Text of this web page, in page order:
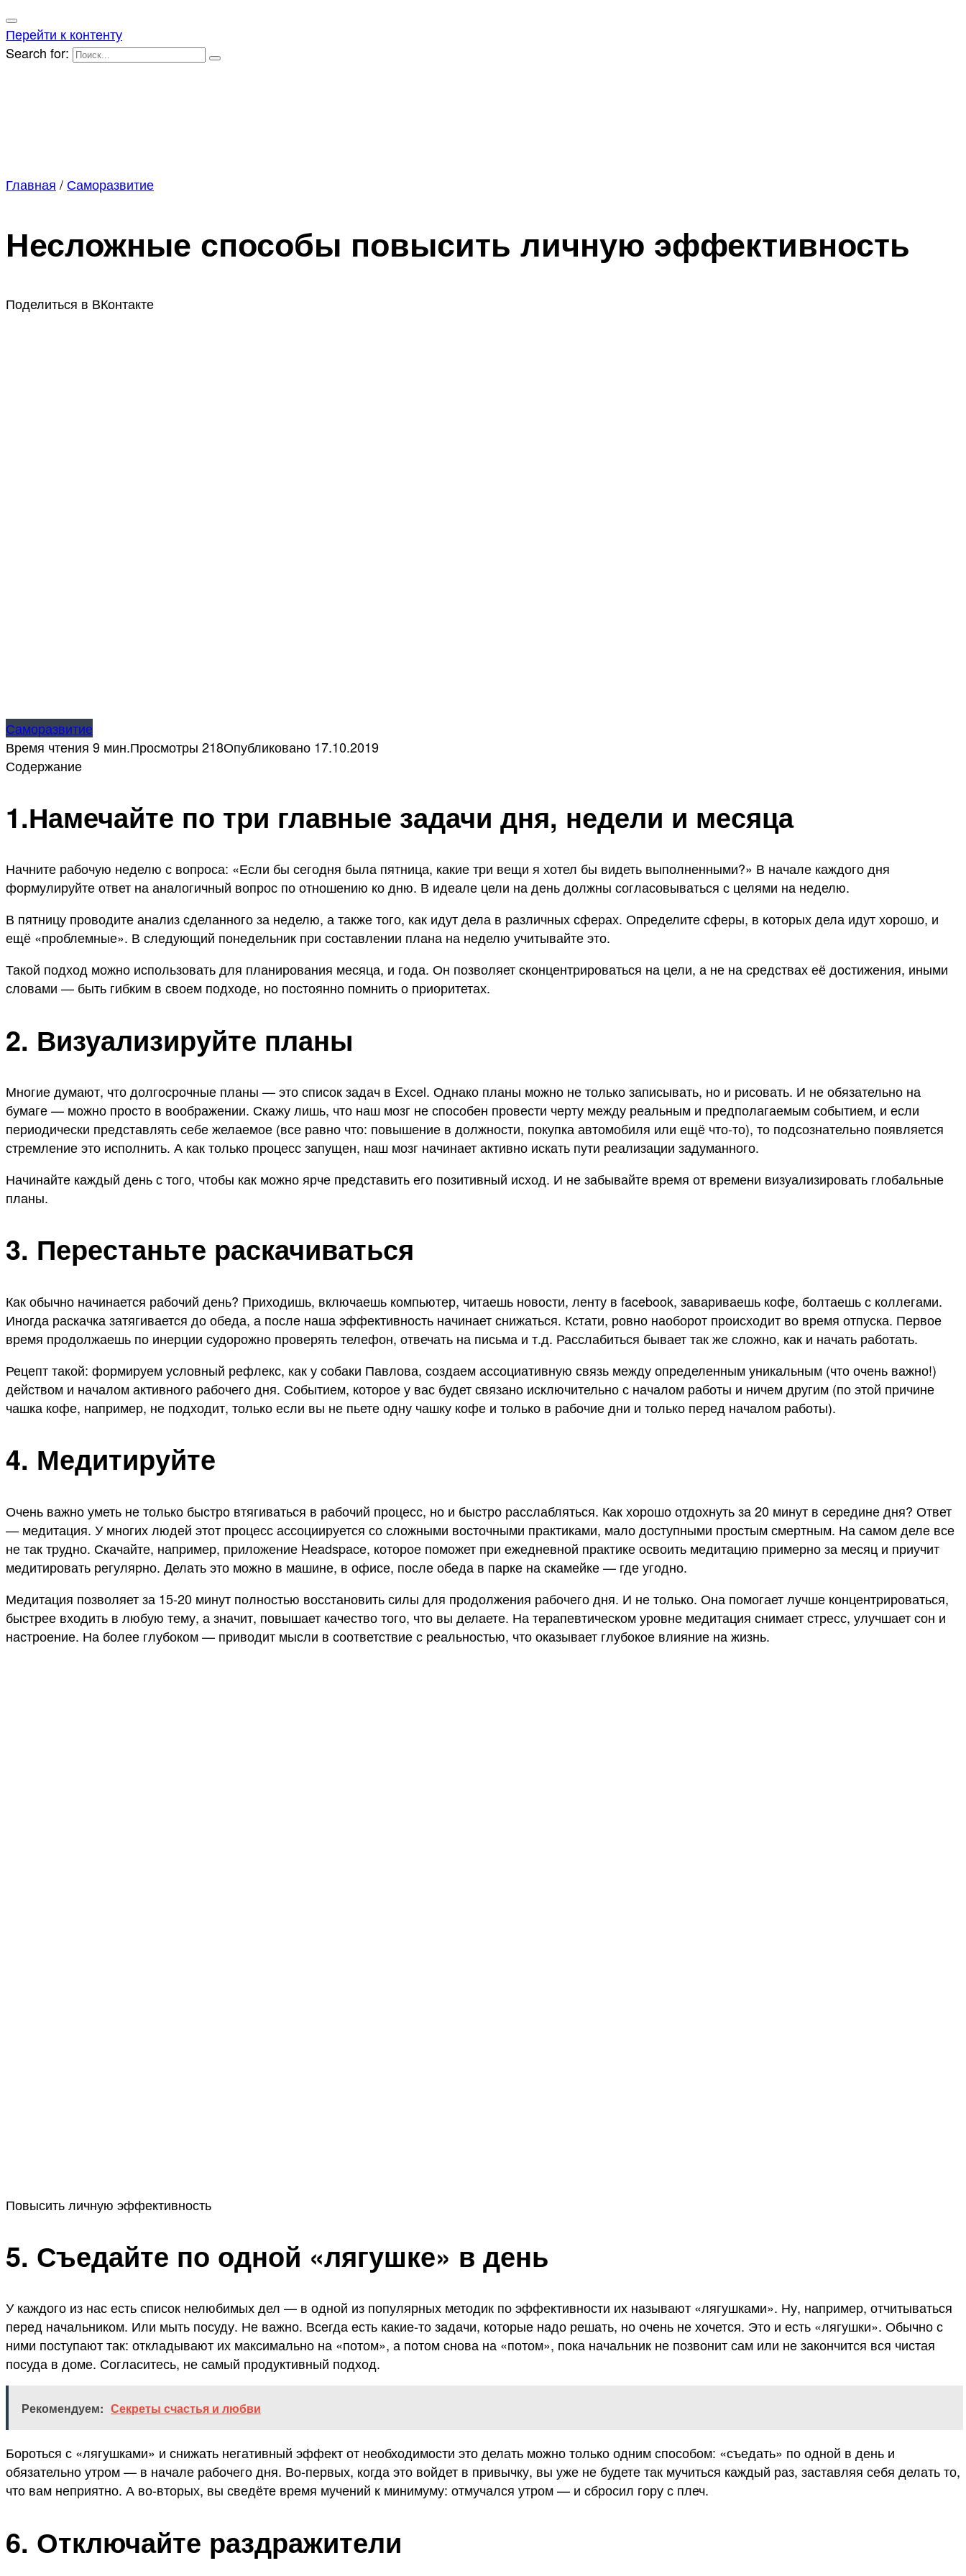
Перейти к контенту
Search for:
Главная / Саморазвитие
Несложные способы повысить личную эффективность
Поделиться в ВКонтакте
Саморазвитие
Время чтения 9 мин.Просмотры 218Опубликовано 17.10.2019
Содержание
1.Намечайте по три главные задачи дня, недели и месяца
Начните рабочую неделю с вопроса: «Если бы сегодня была пятница, какие три вещи я хотел бы видеть выполненными?» В начале каждого дня
формулируйте ответ на аналогичный вопрос по отношению ко дню. В идеале цели на день должны согласовываться с целями на неделю.
В пятницу проводите анализ сделанного за неделю, а также того, как идут дела в различных сферах. Определите сферы, в которых дела идут хорошо, и
ещё «проблемные». В следующий понедельник при составлении плана на неделю учитывайте это.
Такой подход можно использовать для планирования месяца, и года. Он позволяет сконцентрироваться на цели, а не на средствах её достижения, иными
словами — быть гибким в своем подходе, но постоянно помнить о приоритетах.
2. Визуализируйте планы
Многие думают, что долгосрочные планы — это список задач в Excel. Однако планы можно не только записывать, но и рисовать. И не обязательно на
бумаге — можно просто в воображении. Скажу лишь, что наш мозг не способен провести черту между реальным и предполагаемым событием, и если
периодически представлять себе желаемое (все равно что: повышение в должности, покупка автомобиля или ещё что-то), то подсознательно появляется
стремление это исполнить. А как только процесс запущен, наш мозг начинает активно искать пути реализации задуманного.
Начинайте каждый день с того, чтобы как можно ярче представить его позитивный исход. И не забывайте время от времени визуализировать глобальные
планы.
3. Перестаньте раскачиваться
Как обычно начинается рабочий день? Приходишь, включаешь компьютер, читаешь новости, ленту в facebook, завариваешь кофе, болтаешь с коллегами.
Иногда раскачка затягивается до обеда, а после наша эффективность начинает снижаться. Кстати, ровно наоборот происходит во время отпуска. Первое
время продолжаешь по инерции судорожно проверять телефон, отвечать на письма и т.д. Расслабиться бывает так же сложно, как и начать работать.
Рецепт такой: формируем условный рефлекс, как у собаки Павлова, создаем ассоциативную связь между определенным уникальным (что очень важно!)
действом и началом активного рабочего дня. Событием, которое у вас будет связано исключительно с началом работы и ничем другим (по этой причине
чашка кофе, например, не подходит, только если вы не пьете одну чашку кофе и только в рабочие дни и только перед началом работы).
4. Медитируйте
Очень важно уметь не только быстро втягиваться в рабочий процесс, но и быстро расслабляться. Как хорошо отдохнуть за 20 минут в середине дня? Ответ
— медитация. У многих людей этот процесс ассоциируется со сложными восточными практиками, мало доступными простым смертным. На самом деле все
не так трудно. Скачайте, например, приложение Headspace, которое поможет при ежедневной практике освоить медитацию примерно за месяц и приучит
медитировать регулярно. Делать это можно в машине, в офисе, после обеда в парке на скамейке — где угодно.
Медитация позволяет за 15-20 минут полностью восстановить силы для продолжения рабочего дня. И не только. Она помогает лучше концентрироваться,
быстрее входить в любую тему, а значит, повышает качество того, что вы делаете. На терапевтическом уровне медитация снимает стресс, улучшает сон и
настроение. На более глубоком — приводит мысли в соответствие с реальностью, что оказывает глубокое влияние на жизнь.
Повысить личную эффективность
5. Съедайте по одной «лягушке» в день
У каждого из нас есть список нелюбимых дел — в одной из популярных методик по эффективности их называют «лягушками». Ну, например, отчитываться
перед начальником. Или мыть посуду. Не важно. Всегда есть какие-то задачи, которые надо решать, но очень не хочется. Это и есть «лягушки». Обычно с
ними поступают так: откладывают их максимально на «потом», а потом снова на «потом», пока начальник не позвонит сам или не закончится вся чистая
посуда в доме. Согласитесь, не самый продуктивный подход.
Рекомендуем: Секреты счастья и любви
Бороться с «лягушками» и снижать негативный эффект от необходимости это делать можно только одним способом: «съедать» по одной в день и
обязательно утром — в начале рабочего дня. Во-первых, когда это войдет в привычку, вы уже не будете так мучиться каждый раз, заставляя себя делать то,
что вам неприятно. А во-вторых, вы сведёте время мучений к минимуму: отмучался утром — и сбросил гору с плеч.
6. Отключайте раздражители